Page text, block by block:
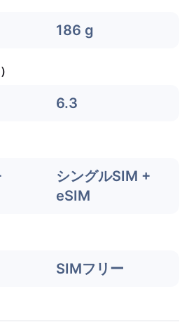
186 g
6.3
シングルSIM +
eSIM
SIMフリー